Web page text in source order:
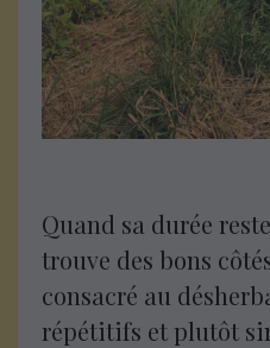
Quand sa durée
trouve des bons
consacré au
répétitifs et plutôt